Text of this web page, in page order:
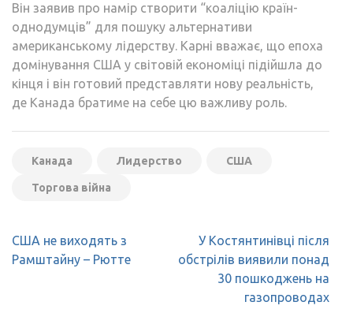
Він заявив про намір створити “коаліцію країн-
однодумців” для пошуку альтернативи
американському лідерству. Карні вважає, що епоха
домінування США у світовій економіці підійшла до
кінця і він готовий представляти нову реальність,
де Канада братиме на себе цю важливу роль.
Канада Лидерство США
Торгова війна
Навігація
записів
США не виходять з
Рамштайну – Рютте
У Костянтинівці після
обстрілів виявили понад
30 пошкоджень на
газопроводах